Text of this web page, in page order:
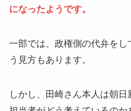
になったようです。
一部では、政権側の代弁をし
う見方もあります。
しかし、田崎さん本人は朝